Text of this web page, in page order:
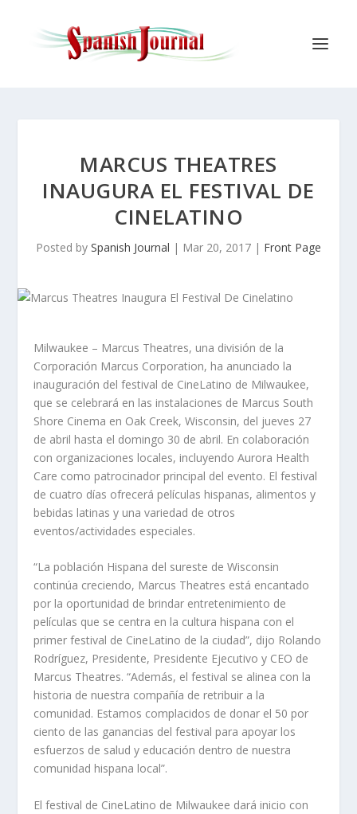
MARCUS THEATRES
INAUGURA EL FESTIVAL DE
CINELATINO
Posted by Spanish Journal | Mar 20, 2017 | Front Page
Milwaukee – Marcus Theatres, una división de la
Corporación Marcus Corporation, ha anunciado la
inauguración del festival de CineLatino de Milwaukee,
que se celebrará en las instalaciones de Marcus South
Shore Cinema en Oak Creek, Wisconsin, del jueves 27
de abril hasta el domingo 30 de abril. En colaboración
con organizaciones locales, incluyendo Aurora Health
Care como patrocinador principal del evento. El festival
de cuatro días ofrecerá películas hispanas, alimentos y
bebidas latinas y una variedad de otros
eventos/actividades especiales.
“La población Hispana del sureste de Wisconsin
continúa creciendo, Marcus Theatres está encantado
por la oportunidad de brindar entretenimiento de
películas que se centra en la cultura hispana con el
primer festival de CineLatino de la ciudad”, dijo Rolando
Rodríguez, Presidente, Presidente Ejecutivo y CEO de
Marcus Theatres. “Además, el festival se alinea con la
historia de nuestra compañía de retribuir a la
comunidad. Estamos complacidos de donar el 50 por
ciento de las ganancias del festival para apoyar los
esfuerzos de salud y educación dentro de nuestra
comunidad hispana local”.
El festival de CineLatino de Milwaukee dará inicio con